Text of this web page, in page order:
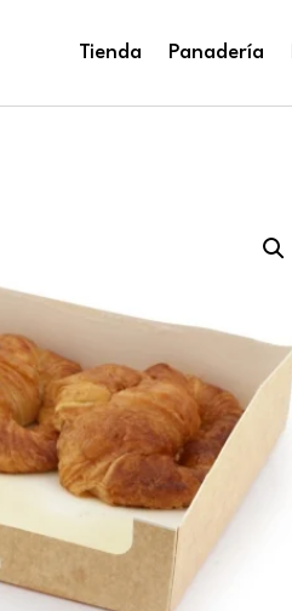
Tienda Panadería